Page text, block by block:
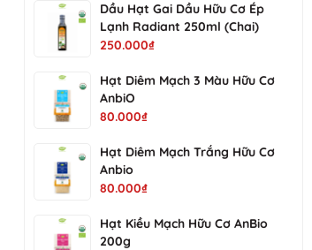
Dầu Hạt Gai Dầu Hữu Cơ Ép
Lạnh Radiant 250ml (Chai)
250.000₫
Hạt Diêm Mạch 3 Màu Hữu Cơ
AnbiO
80.000₫
Hạt Diêm Mạch Trắng Hữu Cơ
Anbio
80.000₫
Hạt Kiều Mạch Hữu Cơ AnBio
200g